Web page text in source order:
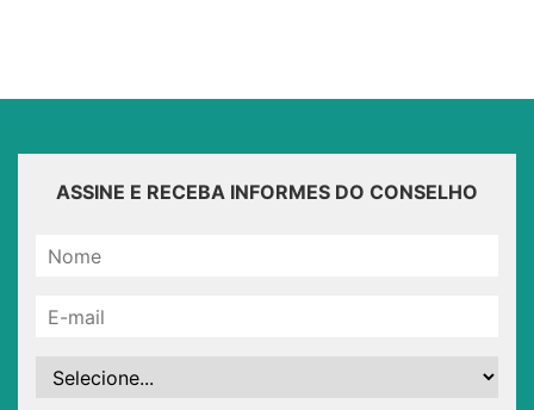
ASSINE E RECEBA INFORMES DO CONSELHO